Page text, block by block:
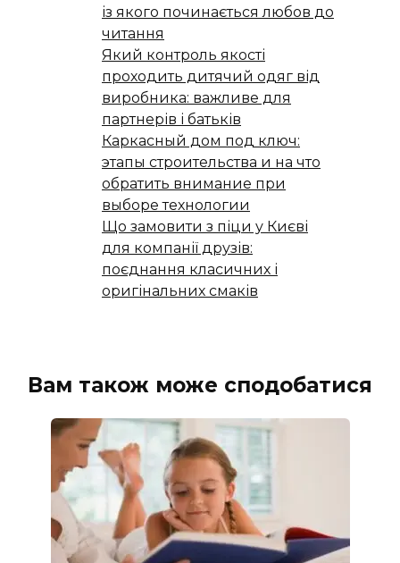
із якого починається любов до
читання
Який контроль якості
проходить дитячий одяг від
виробника: важливе для
партнерів і батьків
Каркасный дом под ключ:
этапы строительства и на что
обратить внимание при
выборе технологии
Що замовити з піци у Києві
для компанії друзів:
поєднання класичних і
оригінальних смаків
Вам також може сподобатися